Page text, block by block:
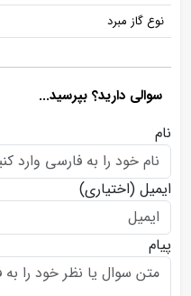
نوع گاز مبرد
سوالی دارید؟ بپرسید...
نام
ایمیل (اختیاری)
پیام